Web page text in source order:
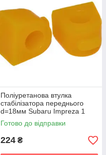
Поліуретанова втулка
стабілізатора переднього
d=18мм Subaru Impreza 1
gen. (GC) Купе (1995-2000)
v19
Готово до відправки
224 ₴